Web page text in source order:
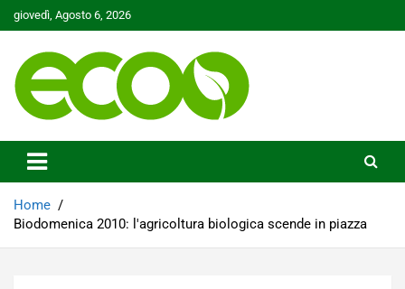
Skip
to
giovedì, Agosto 6, 2026
Ecoo.it
Home
Biodomenica 2010: l'agricoltura biologica scende in piazza